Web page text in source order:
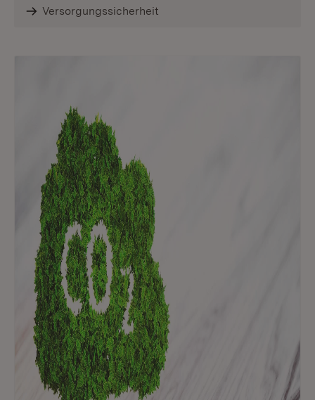
Versorgungssicherheit